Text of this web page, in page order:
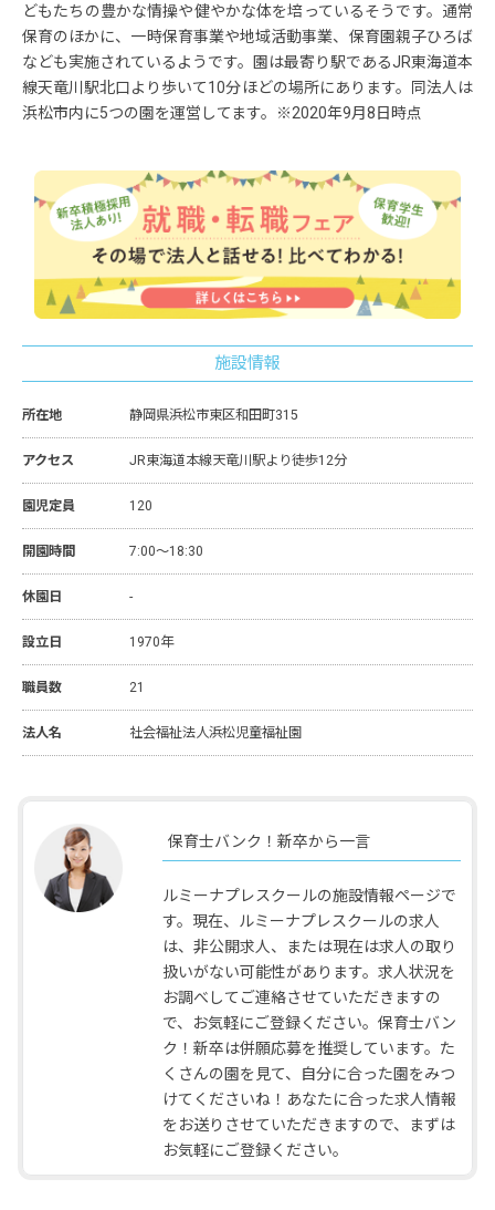
どもたちの豊かな情操や健やかな体を培っているそうです。通常
保育のほかに、一時保育事業や地域活動事業、保育園親子ひろば
なども実施されているようです。園は最寄り駅であるJR東海道本
線天竜川駅北口より歩いて10分ほどの場所にあります。同法人は
浜松市内に5つの園を運営してます。※2020年9月8日時点
施設情報
所在地 静岡県浜松市東区和田町315
アクセス JR東海道本線天竜川駅より徒歩12分
園児定員 120
開園時間 7:00～18:30
休園日 -
設立日 1970年
職員数 21
法人名 社会福祉法人浜松児童福祉園
保育士バンク！新卒から一言
ルミーナプレスクールの施設情報ページで
す。現在、ルミーナプレスクールの求人
は、非公開求人、または現在は求人の取り
扱いがない可能性があります。求人状況を
お調べしてご連絡させていただきますの
で、お気軽にご登録ください。保育士バン
ク！新卒は併願応募を推奨しています。た
くさんの園を見て、自分に合った園をみつ
けてくださいね！あなたに合った求人情報
をお送りさせていただきますので、まずは
お気軽にご登録ください。